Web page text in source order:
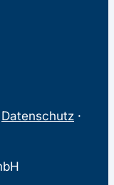
Datenschutz ·